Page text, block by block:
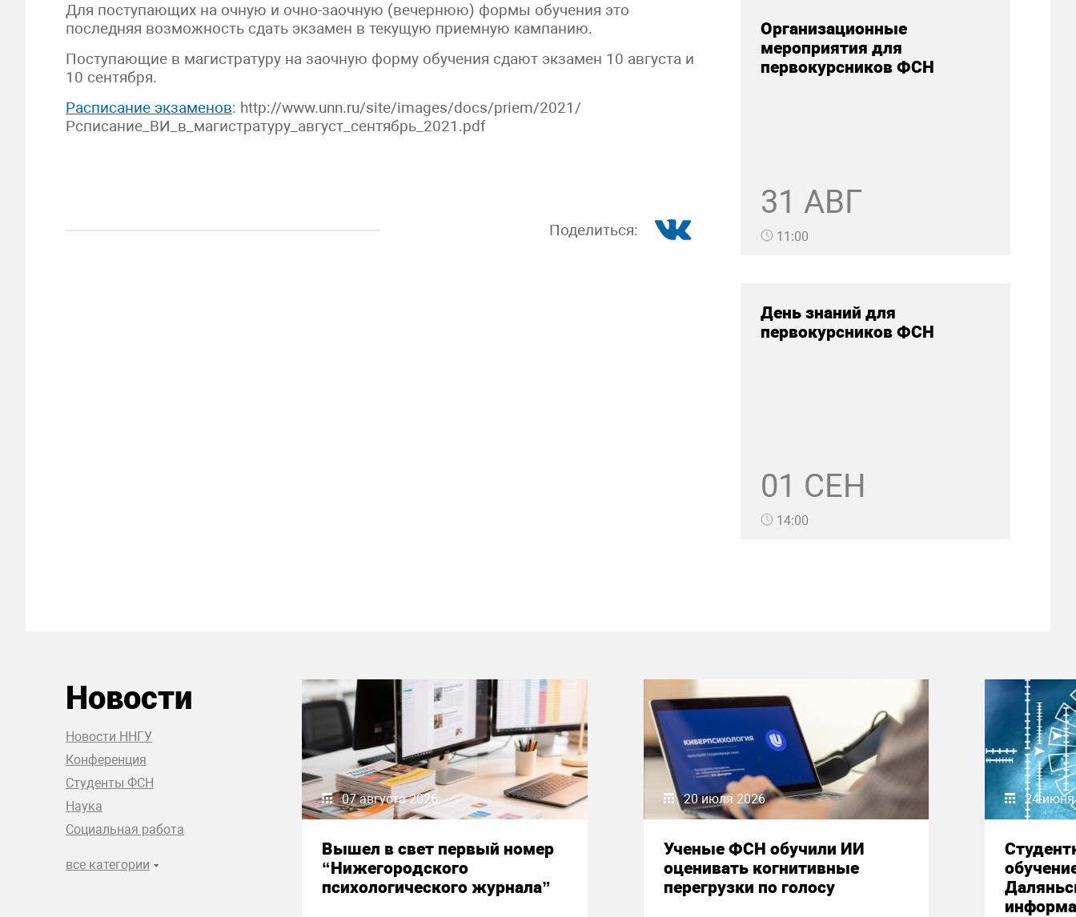
Для поступающих на очную и очно-заочную (вечернюю) формы обучения это
последняя возможность сдать экзамен в текущую приемную кампанию.
Поступающие в магистратуру на заочную форму обучения сдают экзамен 10 августа и
10 сентября.
Расписание экзаменов: http://www.unn.ru/site/images/docs/priem/2021/
Рсписание_ВИ_в_магистратуру_август_сентябрь_2021.pdf
Поделиться:
Организационные
мероприятия для
первокурсников ФСН
31 АВГ
11:00
День знаний для
первокурсников ФСН
01 СЕН
14:00
Новости
Новости ННГУ
Конференция
Студенты ФСН
Наука
Социальная работа
все категории
07 августа 2026
Вышел в свет первый номер
“Нижегородского
психологического журнала”
20 июля 2026
Ученые ФСН обучили ИИ
оценивать когнитивные
перегрузки по голосу
24